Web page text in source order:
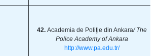
42. Academia de Poliţie din Ankara/ The
Police Academy of Ankara
http://www.pa.edu.tr/